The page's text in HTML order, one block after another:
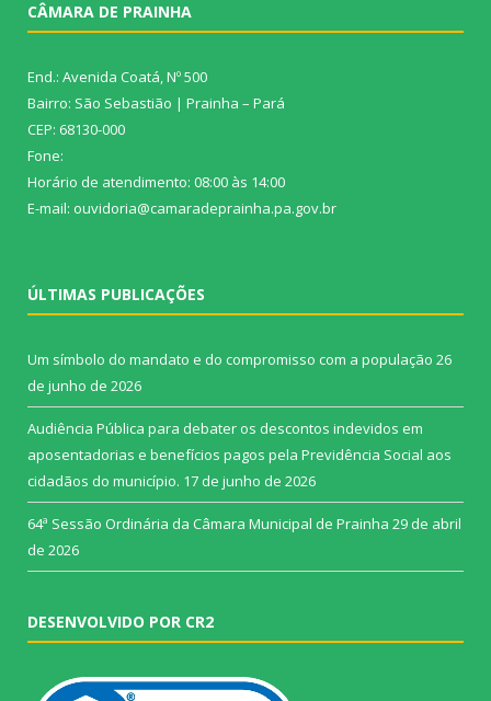
CÂMARA DE PRAINHA
End.: Avenida Coatá, Nº 500
Bairro: São Sebastião | Prainha – Pará
CEP: 68130-000
Fone:
Horário de atendimento: 08:00 às 14:00
E-mail: ouvidoria@camaradeprainha.pa.gov.br
ÚLTIMAS PUBLICAÇÕES
Um símbolo do mandato e do compromisso com a população 26
de junho de 2026
Audiência Pública para debater os descontos indevidos em
aposentadorias e benefícios pagos pela Previdência Social aos
cidadãos do município. 17 de junho de 2026
64ª Sessão Ordinária da Câmara Municipal de Prainha 29 de abril
de 2026
DESENVOLVIDO POR CR2